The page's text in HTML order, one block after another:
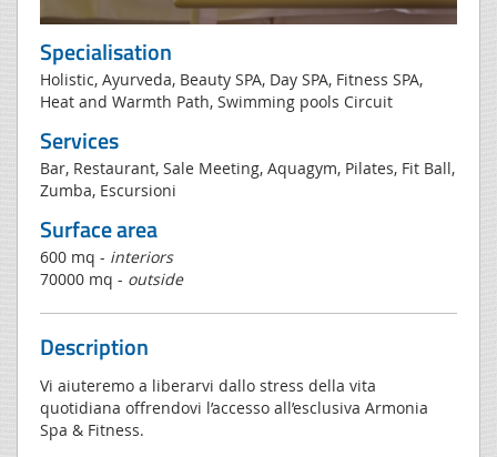
Specialisation
Holistic, Ayurveda, Beauty SPA, Day SPA, Fitness SPA,
Heat and Warmth Path, Swimming pools Circuit
Services
Bar, Restaurant, Sale Meeting, Aquagym, Pilates, Fit Ball,
Zumba, Escursioni
Surface area
600 mq - interiors
70000 mq - outside
Description
Vi aiuteremo a liberarvi dallo stress della vita
quotidiana offrendovi l’accesso all’esclusiva Armonia
Spa & Fitness.